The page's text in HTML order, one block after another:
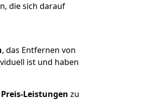
die sich darauf
, das Entfernen von
ist und haben
Leistungen zu